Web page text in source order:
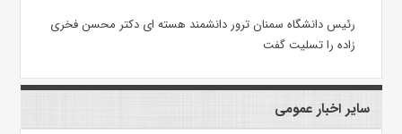
رئیس دانشگاه سمنان ترور دانشمند هسته ای دکتر محسن فخری
زاده را تسلیت گفت
سایر اخبار عمومی